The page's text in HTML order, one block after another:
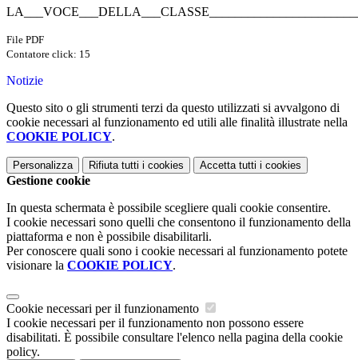
File PDF
Contatore click: 15
Notizie
Questo sito o gli strumenti terzi da questo utilizzati si avvalgono di
cookie necessari al funzionamento ed utili alle finalità illustrate nella
COOKIE POLICY.
Personalizza Rifiuta tutti i cookies Accetta tutti i cookies
Gestione cookie
In questa schermata è possibile scegliere quali cookie consentire.
I cookie necessari sono quelli che consentono il funzionamento della
piattaforma e non è possibile disabilitarli.
Per conoscere quali sono i cookie necessari al funzionamento potete
visionare la COOKIE POLICY.
Cookie necessari per il funzionamento
I cookie necessari per il funzionamento non possono essere
disabilitati. È possibile consultare l'elenco nella pagina della cookie
policy.